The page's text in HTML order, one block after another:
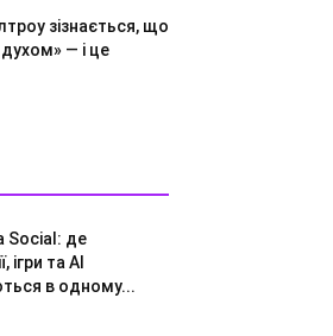
зізнається, що
— і це
Social: де
ігри та AI
в одному...